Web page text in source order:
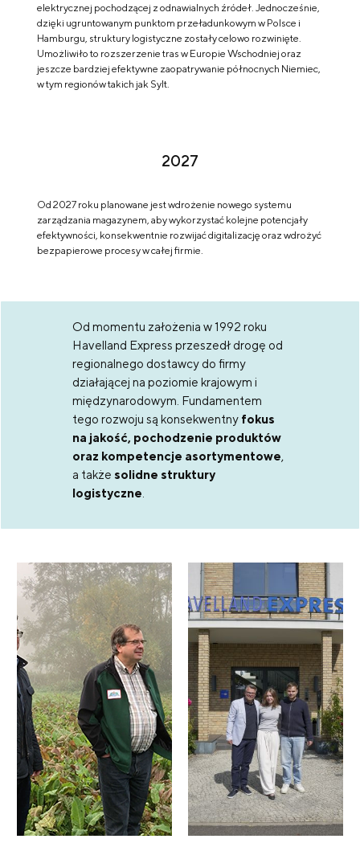
elektrycznej pochodzącej z odnawialnych źródeł. Jednocześnie,
dzięki ugruntowanym punktom przeładunkowym w Polsce i
Hamburgu, struktury logistyczne zostały celowo rozwinięte.
Umożliwiło to rozszerzenie tras w Europie Wschodniej oraz
jeszcze bardziej efektywne zaopatrywanie północnych Niemiec,
w tym regionów takich jak Sylt.
2027
Od 2027 roku planowane jest wdrożenie nowego systemu
zarządzania magazynem, aby wykorzystać kolejne potencjały
efektywności, konsekwentnie rozwijać digitalizację oraz wdrożyć
bezpapierowe procesy w całej firmie.
Od momentu założenia w 1992 roku
Havelland Express przeszedł drogę od
regionalnego dostawcy do firmy
działającej na poziomie krajowym i
międzynarodowym. Fundamentem
tego rozwoju są konsekwentny fokus
na jakość, pochodzenie produktów
oraz kompetencje asortymentowe,
a takżesolidne struktury
logistyczne